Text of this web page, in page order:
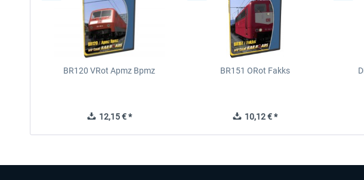
BR120 VRot Apmz Bpmz
12,15 € *
BR151 ORot Fakks
10,12 € *